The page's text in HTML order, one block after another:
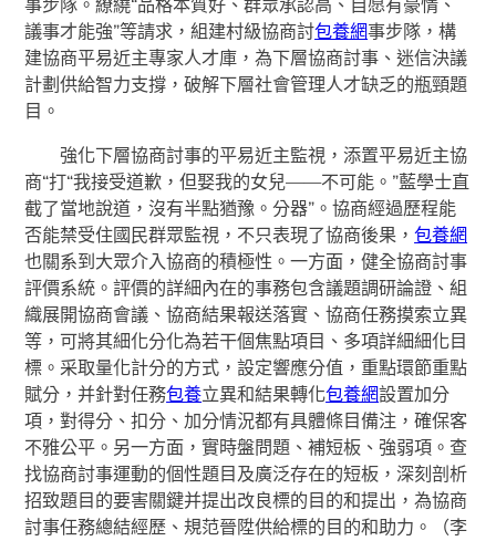
事步隊。繚繞“品格本質好、群眾承認高、自愿有豪情、
議事才能強”等請求，組建村級協商討包養網事步隊，構
建協商平易近主專家人才庫，為下層協商討事、迷信決議
計劃供給智力支撐，破解下層社會管理人才缺乏的瓶頸題
目。
強化下層協商討事的平易近主監視，添置平易近主協
商“打“我接受道歉，但娶我的女兒——不可能。”藍學士直
截了當地說道，沒有半點猶豫。分器”。協商經過歷程能
否能禁受住國民群眾監視，不只表現了協商後果，包養網
也關系到大眾介入協商的積極性。一方面，健全協商討事
評價系統。評價的詳細內在的事務包含議題調研論證、組
織展開協商會議、協商結果報送落實、協商任務摸索立異
等，可將其細化分化為若干個焦點項目、多項詳細細化目
標。采取量化計分的方式，設定響應分值，重點環節重點
賦分，并針對任務包養立異和結果轉化包養網設置加分
項，對得分、扣分、加分情況都有具體條目備注，確保客
不雅公平。另一方面，實時盤問題、補短板、強弱項。查
找協商討事運動的個性題目及廣泛存在的短板，深刻剖析
招致題目的要害關鍵并提出改良標的目的和提出，為協商
討事任務總結經歷、規范晉陞供給標的目的和助力。（李